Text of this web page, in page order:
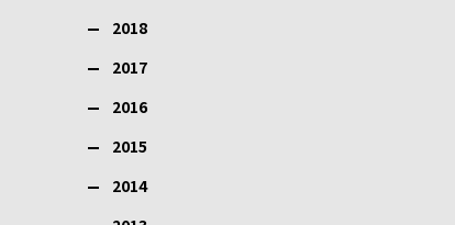
2018
2017
2016
2015
2014